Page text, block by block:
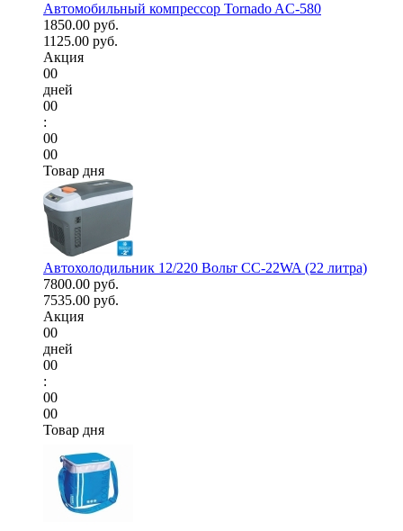
Автомобильный компрессор Tornado AC-580
1850.00 руб.
1125.00 руб.
Акция
00
дней
00
:
00
00
Товар дня
Автохолодильник 12/220 Вольт CC-22WA (22 литра)
7800.00 руб.
7535.00 руб.
Акция
00
дней
00
:
00
00
Товар дня